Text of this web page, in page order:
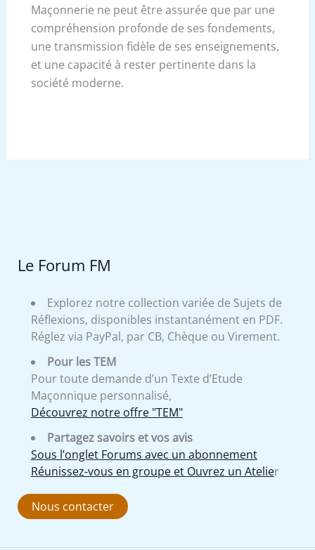
Maçonnerie ne peut être assurée que par une
compréhension profonde de ses fondements,
une transmission fidèle de ses enseignements,
et une capacité à rester pertinente dans la
société moderne.
Le Forum FM
Explorez notre collection variée de Sujets de
Réflexions, disponibles instantanément en PDF.
Réglez via PayPal, par CB, Chèque ou Virement.
Pour les TEM
Pour toute demande d’un Texte d’Etude
Maçonnique personnalisé,
Découvrez notre offre "TEM"
Partagez savoirs et vos avis
Sous l’onglet Forums avec un abonnement
Réunissez-vous en groupe et Ouvrez un Atelier
Nous contacter